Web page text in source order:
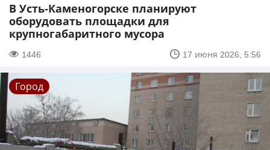
В Усть-Каменогорске планируют
оборудовать площадки для
крупногабаритного мусора
1446 17 июня 2026, 5:56
Город